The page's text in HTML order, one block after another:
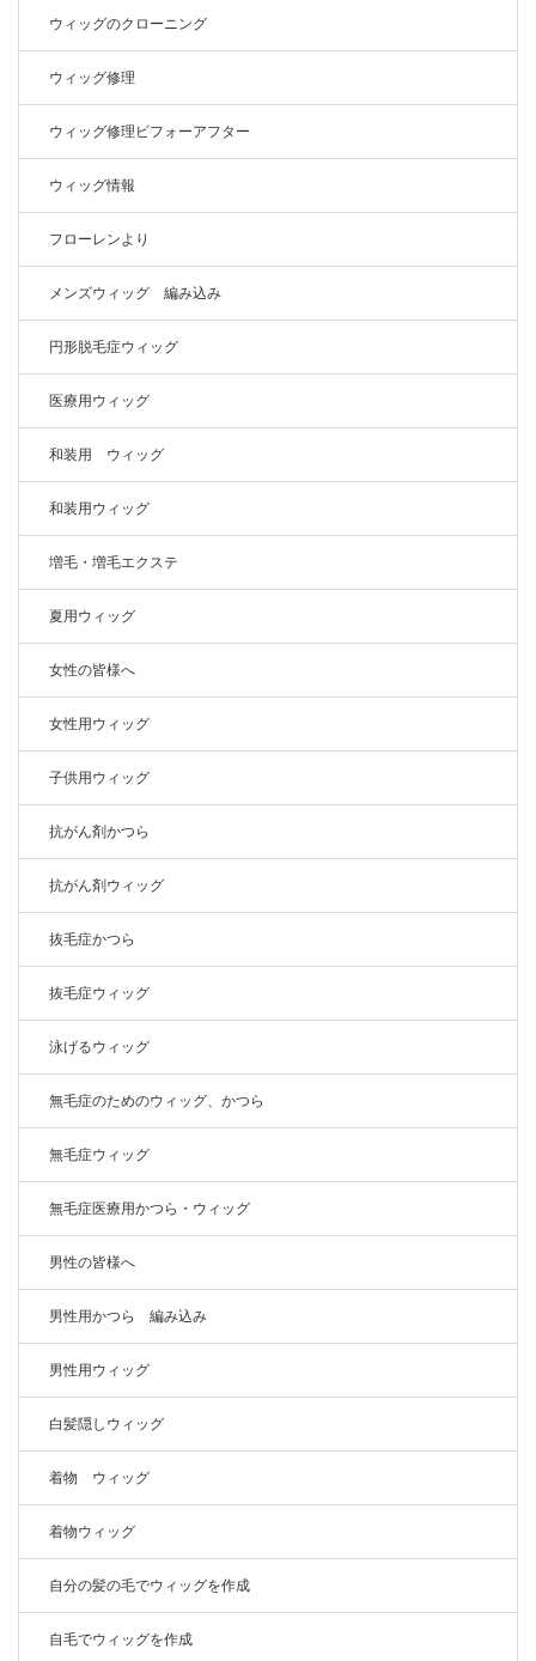
ウィッグのクローニング
ウィッグ修理
ウィッグ修理ビフォーアフター
ウィッグ情報
フローレンより
メンズウィッグ 編み込み
円形脱毛症ウィッグ
医療用ウィッグ
和装用 ウィッグ
和装用ウィッグ
増毛・増毛エクステ
夏用ウィッグ
女性の皆様へ
女性用ウィッグ
子供用ウィッグ
抗がん剤かつら
抗がん剤ウィッグ
抜毛症かつら
抜毛症ウィッグ
泳げるウィッグ
無毛症のためのウィッグ、かつら
無毛症ウィッグ
無毛症医療用かつら・ウィッグ
男性の皆様へ
男性用かつら 編み込み
男性用ウィッグ
白髪隠しウィッグ
着物 ウィッグ
着物ウィッグ
自分の髪の毛でウィッグを作成
自毛でウィッグを作成